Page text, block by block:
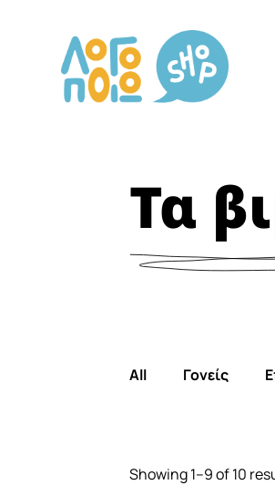
Τα
All Γονείς
Showing 1–9 of 10